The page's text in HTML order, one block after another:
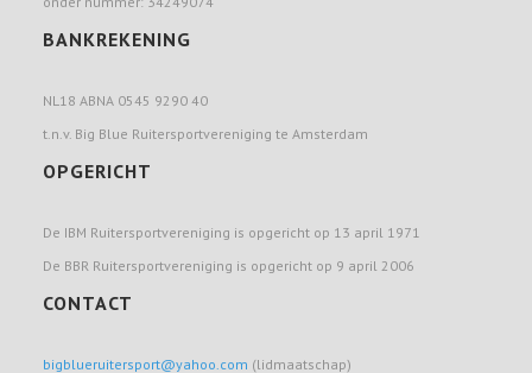
BANKREKENING
NL18 ABNA 0545 9290 40
t.n.v. Big Blue Ruitersportvereniging te Amsterdam
OPGERICHT
De IBM Ruitersportvereniging is opgericht op 13 april 1971
De BBR Ruitersportvereniging is opgericht op 9 april 2006
CONTACT
bigblueruitersport@yahoo.com (lidmaatschap)